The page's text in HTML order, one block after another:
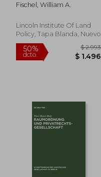
of Wallace Oates (en
Fischel, William A.
Lincoln Institute Of Land
Policy, Tapa Blanda, Nuevo